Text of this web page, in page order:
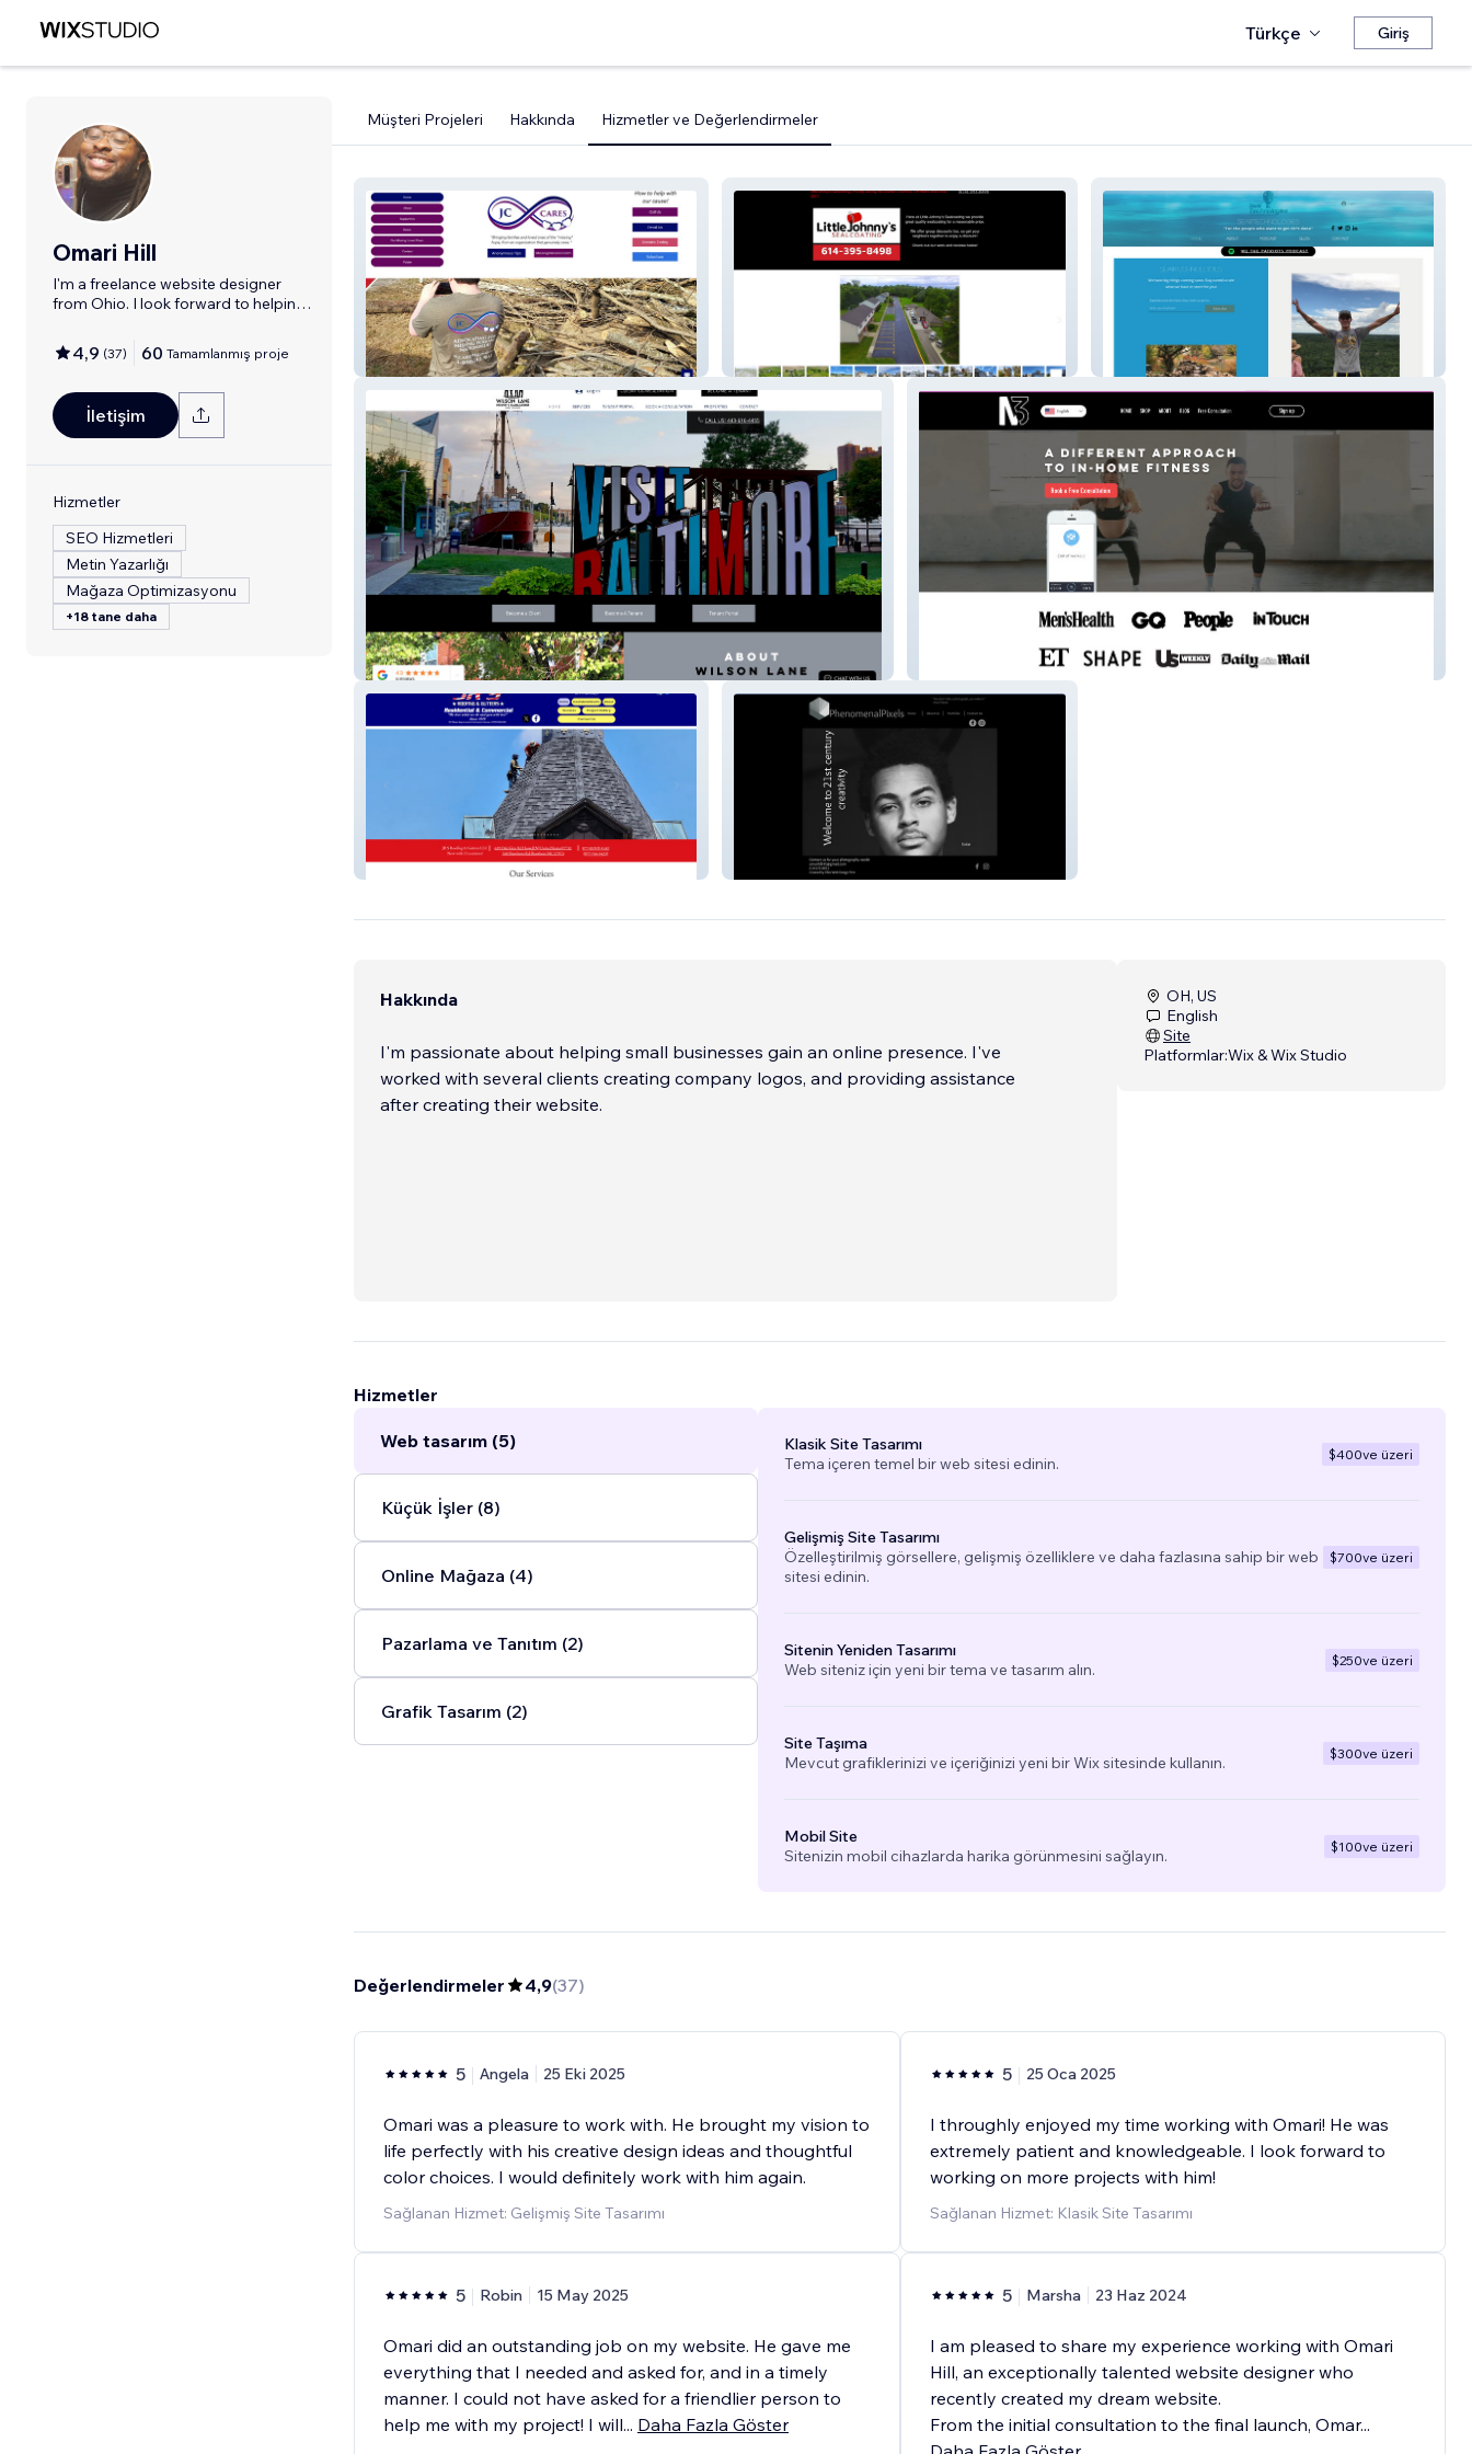
Türkçe Giriş
Omari Hill
I'm a freelance website designer
from Ohio. I look forward to helping
4,9 (37) 60 Tamamlanmış proje
İletişim
Hizmetler
SEO Hizmetleri
Metin Yazarlığı
Mağaza Optimizasyonu
+18 tane daha
Müşteri Projeleri Hakkında Hizmetler ve Değerlendirmeler
JC Cares Little Johnny's Sealcoating Seaiiitechnologies
Wilson Lane Property Management
jrsroofing phenomenalpixels
Hakkında
I'm passionate about helping small businesses gain an online presence. I've
worked with several clients creating company logos, and providing assistance
after creating their website.
OH, US
English
Site
Platformlar:Wix & Wix Studio
Hizmetler
Web tasarım (5)
Küçük İşler (8)
Online Mağaza (4)
Pazarlama ve Tanıtım (2)
Grafik Tasarım (2)
Klasik Site Tasarımı
Tema içeren temel bir web sitesi edinin.
$400ve üzeri
Gelişmiş Site Tasarımı
Özelleştirilmiş görsellere, gelişmiş özelliklere ve daha fazlasına sahip bir web
sitesi edinin.
$700ve üzeri
Sitenin Yeniden Tasarımı
Web siteniz için yeni bir tema ve tasarım alın.
$250ve üzeri
Site Taşıma
Mevcut grafiklerinizi ve içeriğinizi yeni bir Wix sitesinde kullanın.
$300ve üzeri
Mobil Site
Sitenizin mobil cihazlarda harika görünmesini sağlayın.
$100ve üzeri
Değerlendirmeler 4,9(37)
5 Angela 25 Eki 2025
Omari was a pleasure to work with. He brought my vision to
life perfectly with his creative design ideas and thoughtful
color choices. I would definitely work with him again.
Sağlanan Hizmet: Gelişmiş Site Tasarımı
5 Robin 15 May 2025
Omari did an outstanding job on my website. He gave me
everything that I needed and asked for, and in a timely
manner. I could not have asked for a friendlier person to
help me with my project! I will... Daha Fazla Göster
5 25 Oca 2025
I throughly enjoyed my time working with Omari! He was
extremely patient and knowledgeable. I look forward to
working on more projects with him!
Sağlanan Hizmet: Klasik Site Tasarımı
5 Marsha 23 Haz 2024
I am pleased to share my experience working with Omari
Hill, an exceptionally talented website designer who
recently created my dream website.
From the initial consultation to the final launch, Omar...